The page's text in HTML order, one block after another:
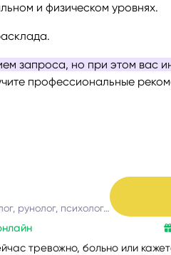
и физическом уровнях.
запроса, но при этом вас
профессиональные
Таролог, рунолог, психолог, расстановщик
тревожно, больно или